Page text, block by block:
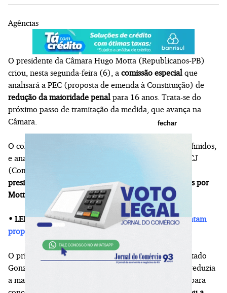
Agências
O presidente da Câmara Hugo Motta (Republicanos-PB)
criou, nesta segunda-feira (6), a comissão especial que
analisará a PEC (proposta de emenda à Constituição) de
redução da maioridade penal para 16 anos. Trata-se do
próximo passo de tramitação da medida, que avança na
Câmara.
O colegiado terá 37 membros titulares, ainda não definidos,
e analisará o mérito das propostas aprovadas pela CCJ
(Comissão de Constituição e Justiça) em junho.
presidência e a relatoria da comissão serão escolhidas por
Motta em reunião com os líderes partidários.
• LEIA TAMBÉM:Gabriel, Maranata e Zucco apresentam
propostas para cooperativismo em evento da Ocergs
O principal texto em análise é de autoria do ex-deputado
Gonzaga Patriota (PSB/PE). A princípio, a proposta reduzia
a maioridade penal e civil, além das idades mínimas para
fechar